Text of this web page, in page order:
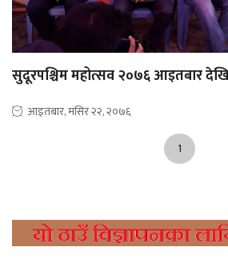
सुदूरपश्चिम महोत्सव २०७६ आइतबार
आइतबार, मंसिर २२, २०७६
1